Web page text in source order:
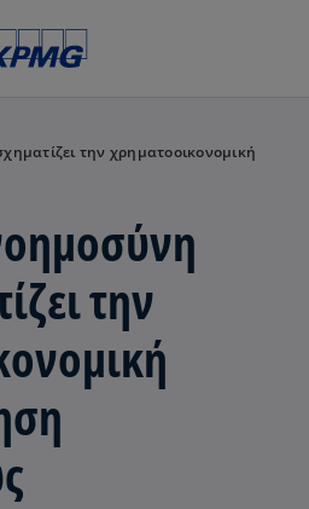
την χρηματοοικονομική
την